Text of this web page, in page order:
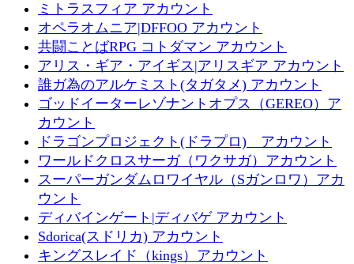
ミトラスフィア アカウント
オペラオムニア|DFFOO アカウント
共闘ことばRPG コトダマン アカウント
アリス・ギア・アイギス|アリスギア アカウント
誰ガ為のアルケミスト(タガタメ) アカウント
ゴッドイーターレゾナントオプス（GEREO）ア
カウント
ドラゴンプロジェクト(ドラプロ) アカウント
ワールドクロスサーガ（ワクサガ）アカウント
スーパーガンダムロワイヤル（Sガンロワ）アカ
ウント
ディバインゲート|ディバゲ アカウント
Sdorica(スドリカ) アカウント
キングスレイド（kings）アカウント